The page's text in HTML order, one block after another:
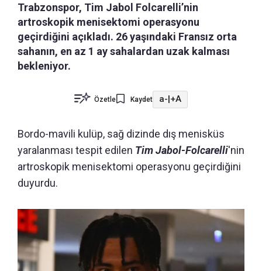
Trabzonspor, Tim Jabol Folcarelli’nin
artroskopik menisektomi operasyonu
geçirdiğini açıkladı. 26 yaşındaki Fransız orta
sahanın, en az 1 ay sahalardan uzak kalması
bekleniyor.
Özetle Kaydet a-|+A
Bordo-mavili kulüp, sağ dizinde dış menisküs
yaralanması tespit edilen Tim Jabol-Folcarelli'nin
artroskopik menisektomi operasyonu geçirdiğini
duyurdu.